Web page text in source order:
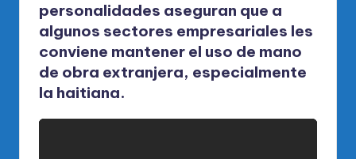
personalidades aseguran que a
algunos sectores empresariales les
conviene mantener el uso de mano
de obra extranjera, especialmente
la haitiana.